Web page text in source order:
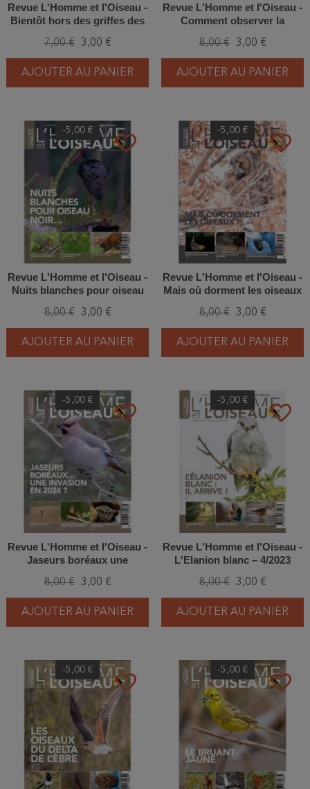
Revue L'Homme et l'Oiseau -
Bientôt hors des griffes des
7,00 € 3,00 €
AJOUTER AU PANIER
Revue L'Homme et l'Oiseau -
Comment observer la
4/2024
8,00 € 3,00 €
AJOUTER AU PANIER
favorite_border
-5,00 €
Revue L'Homme et l'Oiseau -
Nuits blanches pour oiseau
8,00 € 3,00 €
AJOUTER AU PANIER
favorite_border
-5,00 €
Revue L'Homme et l'Oiseau -
Mais où dorment les oiseaux
8,00 € 3,00 €
AJOUTER AU PANIER
favorite_border
-5,00 €
Revue L'Homme et l'Oiseau -
Jaseurs boréaux une
8,00 € 3,00 €
AJOUTER AU PANIER
favorite_border
-5,00 €
Revue L'Homme et l'Oiseau -
L'Elanion blanc – 4/2023
8,00 € 3,00 €
AJOUTER AU PANIER
favorite_border
-5,00 €
favorite_border
-5,00 €